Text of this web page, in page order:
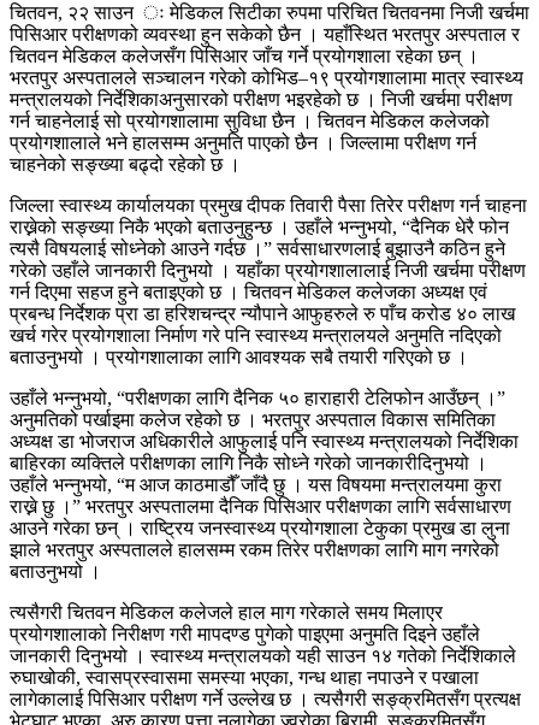
चितवन, २२ साउन ः मेडिकल सिटीका रुपमा परिचित चितवनमा निजी खर्चमा
पिसिआर परीक्षणको व्यवस्था हुन सकेको छैन । यहाँस्थित भरतपुर अस्पताल र
चितवन मेडिकल कलेजसँग पिसिआर जाँच गर्ने प्रयोगशाला रहेका छन् ।
भरतपुर अस्पतालले सञ्चालन गरेको कोभिड–१९ प्रयोगशालामा मात्र स्वास्थ्य
मन्त्रालयको निर्देशिकाअनुसारको परीक्षण भइरहेको छ । निजी खर्चमा परीक्षण
गर्न चाहनेलाई सो प्रयोगशालामा सुविधा छैन । चितवन मेडिकल कलेजको
प्रयोगशालाले भने हालसम्म अनुमति पाएको छैन । जिल्लामा परीक्षण गर्न
चाहनेको सङ्ख्या बढ्दो रहेको छ ।
जिल्ला स्वास्थ्य कार्यालयका प्रमुख दीपक तिवारी पैसा तिरेर परीक्षण गर्न चाहना
राख्नेको सङ्ख्या निकै भएको बताउनुहुन्छ । उहाँले भन्नुभयो, “दैनिक धेरै फोन
त्यसै विषयलाई सोध्नेको आउने गर्दछ ।” सर्वसाधारणलाई बुझाउनै कठिन हुने
गरेको उहाँले जानकारी दिनुभयो । यहाँका प्रयोगशालालाई निजी खर्चमा परीक्षण
गर्न दिएमा सहज हुने बताइएको छ । चितवन मेडिकल कलेजका अध्यक्ष एवं
प्रबन्ध निर्देशक प्रा डा हरिशचन्द्र न्यौपाने आफुहरुले रु पाँच करोड ४० लाख
खर्च गरेर प्रयोगशाला निर्माण गरे पनि स्वास्थ्य मन्त्रालयले अनुमति नदिएको
बताउनुभयो । प्रयोगशालाका लागि आवश्यक सबै तयारी गरिएको छ ।
उहाँले भन्नुभयो, “परीक्षणका लागि दैनिक ५० हाराहारी टेलिफोन आउँछन् ।”
अनुमतिको पर्खाइमा कलेज रहेको छ । भरतपुर अस्पताल विकास समितिका
अध्यक्ष डा भोजराज अधिकारीले आफुलाई पनि स्वास्थ्य मन्त्रालयको निर्देशिका
बाहिरका व्यक्तिले परीक्षणका लागि निकै सोध्ने गरेको जानकारीदिनुभयो ।
उहाँले भन्नुभयो, “म आज काठमाडौँ जाँदै छु । यस विषयमा मन्त्रालयमा कुरा
राख्ने छु ।” भरतपुर अस्पतालमा दैनिक पिसिआर परीक्षणका लागि सर्वसाधारण
आउने गरेका छन् । राष्ट्रिय जनस्वास्थ्य प्रयोगशाला टेकुका प्रमुख डा लुना
झाले भरतपुर अस्पतालले हालसम्म रकम तिरेर परीक्षणका लागि माग नगरेको
बताउनुभयो ।
त्यसैगरी चितवन मेडिकल कलेजले हाल माग गरेकाले समय मिलाएर
प्रयोगशालाको निरीक्षण गरी मापदण्ड पुगेको पाइएमा अनुमति दिइने उहाँले
जानकारी दिनुभयो । स्वास्थ्य मन्त्रालयको यही साउन १४ गतेको निर्देशिकाले
रुघाखोकी, स्वासप्रस्वासमा समस्या भएका, गन्ध थाहा नपाउने र पखाला
लागेकालाई पिसिआर परीक्षण गर्ने उल्लेख छ । त्यसैगरी सङ्क्रमितसँग प्रत्यक्ष
भेटघाट भएका, अरु कारण पत्ता नलागेका ज्वरोका बिरामी, सङ्क्रमितसँग